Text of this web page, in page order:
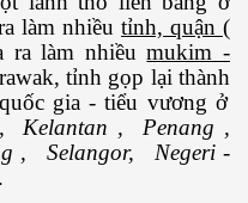
làm nhiều tỉnh, quận (
ra làm nhiềumukim -
tỉnh gọp lại thành
gia - tiểu vương ở
Kelantan , Penang ,
, Selangor, Negeri -